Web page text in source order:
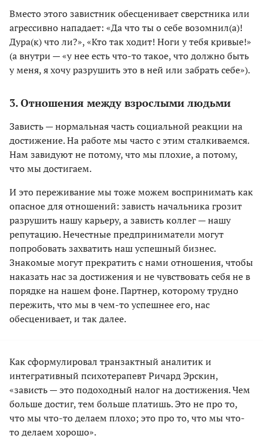
Вместо этого завистник обесценивает сверстника или
агрессивно нападает: «Да что ты о себе возомнил(а)!
Дура(к) что ли?», «Кто так ходит! Ноги у тебя кривые!»
(а внутри — «у нее есть что-то такое, что должно быть
у меня, я хочу разрушить это в ней или забрать себе»).
3. Отношения между взрослыми людьми
Зависть — нормальная часть социальной реакции на
достижение. На работе мы часто с этим сталкиваемся.
Нам завидуют не потому, что мы плохие, а потому,
что мы достигаем.
И это переживание мы тоже можем воспринимать как
опасное для отношений: зависть начальника грозит
разрушить нашу карьеру, а зависть коллег — нашу
репутацию. Нечестные предприниматели могут
попробовать захватить наш успешный бизнес.
Знакомые могут прекратить с нами отношения, чтобы
наказать нас за достижения и не чувствовать себя не в
порядке на нашем фоне. Партнер, которому трудно
пережить, что мы в чем-то успешнее его, нас
обесценивает, и так далее.
Как сформулировал транзактный аналитик и
интегративный психотерапевт Ричард Эрскин,
«зависть — это подоходный налог на достижения. Чем
больше достиг, тем больше платишь. Это не про то,
что мы что-то делаем плохо; это про то, что мы что-
то делаем хорошо».